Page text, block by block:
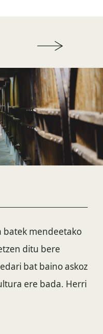
batek mendeetako
ditu bere
bat baino askoz
ere bada. Herri